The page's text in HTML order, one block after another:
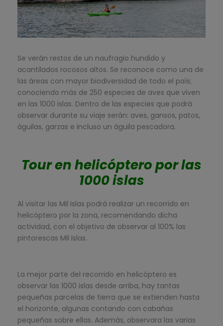
Se verán restos de un naufragio hundido y
acantilados rocosos altos. Se reconoce como una de
las áreas con mayor biodiversidad de todo el país;
conociendo más de 250 especies de aves que viven
en las 1000 islas. Dentro de las especies que podrá
observar durante su viaje serán: aves, gansos, patos,
águilas, garzas e incluso un águila pescadora.
Tour en helicóptero por las
1000 islas
Al visitar las Mil Islas podrá realizar un recorrido en
helicóptero por la zona, recomendando dicha
actividad, con el objetivo de observar al 100% las
pintorescas Mil Islas.
La mejor parte del recorrido en helicóptero es
observar las 1000 islas desde arriba, hay tantas
pequeñas parcelas de tierra que se extienden hasta
el horizonte, algunas contando con cabañas
pequeñas sobre ellas. Además, observara las varias